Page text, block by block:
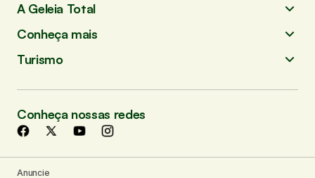
A Geleia Total
Conheça mais
Turismo
Conheça nossas redes
Anuncie